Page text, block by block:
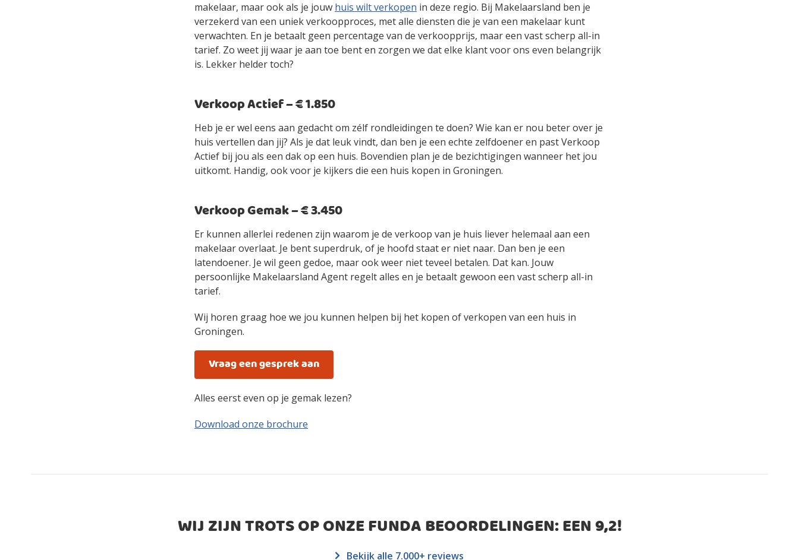
makelaar, maar ook als je jouw huis wilt verkopen in deze regio. Bij Makelaarsland ben je
verzekerd van een uniek verkoopproces, met alle diensten die je van een makelaar kunt
verwachten. En je betaalt geen percentage van de verkoopprijs, maar een vast scherp all-in
tarief. Zo weet jij waar je aan toe bent en zorgen we dat elke klant voor ons even belangrijk
is. Lekker helder toch?
Verkoop Actief – € 1.850
Heb je er wel eens aan gedacht om zélf rondleidingen te doen? Wie kan er nou beter over je
huis vertellen dan jij? Als je dat leuk vindt, dan ben je een echte zelfdoener en past Verkoop
Actief bij jou als een dak op een huis. Bovendien plan je de bezichtigingen wanneer het jou
uitkomt. Handig, ook voor je kijkers die een huis kopen in Groningen.
Verkoop Gemak – € 3.450
Er kunnen allerlei redenen zijn waarom je de verkoop van je huis liever helemaal aan een
makelaar overlaat. Je bent superdruk, of je hoofd staat er niet naar. Dan ben je een
latendoener. Je wil geen gedoe, maar ook weer niet teveel betalen. Dat kan. Jouw
persoonlijke Makelaarsland Agent regelt alles en je betaalt gewoon een vast scherp all-in
tarief.
Wij horen graag hoe we jou kunnen helpen bij het kopen of verkopen van een huis in
Groningen.
Vraag een gesprek aan
Alles eerst even op je gemak lezen?
Download onze brochure
WIJ ZIJN TROTS OP ONZE FUNDA BEOORDELINGEN: EEN9,2!
Bekijk alle 7.000+ reviews